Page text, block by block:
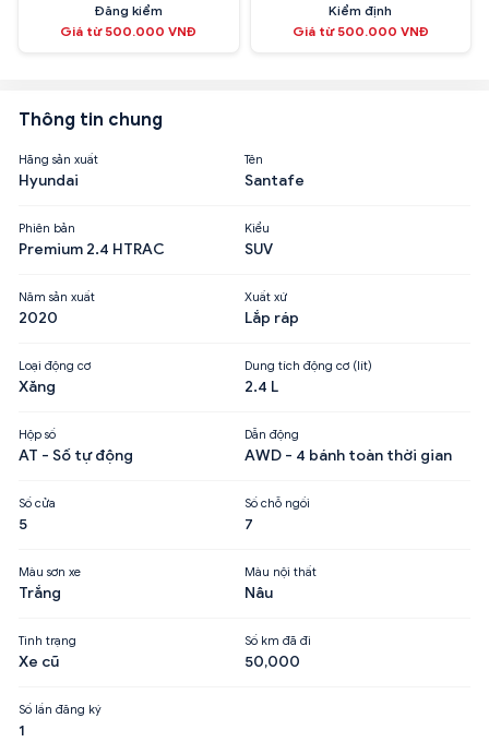
Đăng kiểm
Giá từ 500.000 VNĐ
Kiểm định
Giá từ 500.000 VNĐ
Thông tin chung
Hãng sản xuất
Hyundai
Tên
Santafe
Phiên bản
Premium 2.4 HTRAC
Kiểu
SUV
Năm sản xuất
2020
Xuất xứ
Lắp ráp
Loại động cơ
Xăng
Dung tích động cơ (lít)
2.4 L
Hộp số
AT - Số tự động
Dẫn động
AWD - 4 bánh toàn thời gian
Số cửa
5
Số chỗ ngồi
7
Màu sơn xe
Trắng
Màu nội thất
Nâu
Tình trạng
Xe cũ
Số km đã đi
50,000
Số lần đăng ký
1